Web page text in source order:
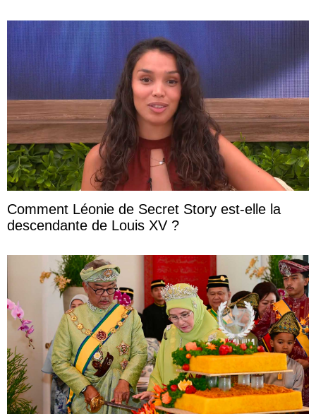
Comment Léonie de Secret Story est-elle la
descendante de Louis XV ?